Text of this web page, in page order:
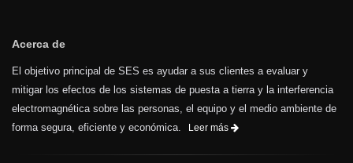
Acerca de
El objetivo principal de SES es ayudar a sus clientes a evaluar y
mitigar los efectos de los sistemas de puesta a tierra y la interferencia
electromagnética sobre las personas, el equipo y el medio ambiente de
forma segura, eficiente y económica.
Leer más